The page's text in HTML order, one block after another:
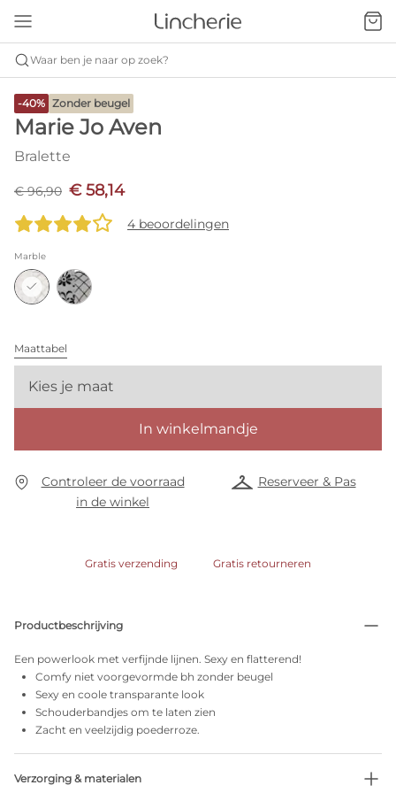
Waar ben je naar op zoek?
-40% Zonder beugel
Marie Jo Aven
Bralette
€ 96,90 € 58,14
4 beoordelingen
Marble
Maattabel
Kies je maat
In winkelmandje
Controleer de voorraad
in de winkel
Reserveer & Pas
Gratis verzending Gratis retourneren
Productbeschrijving
Een powerlook met verfijnde lijnen. Sexy en flatterend!
Comfy niet voorgevormde bh zonder beugel
Sexy en coole transparante look
Schouderbandjes om te laten zien
Zacht en veelzijdig poederroze.
Verzorging & materialen